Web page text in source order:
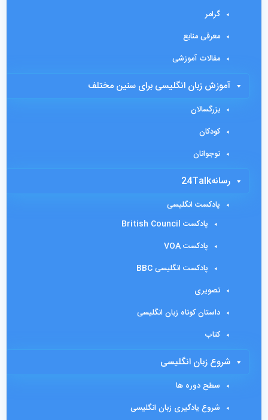
گرامر
معرفی منابع
مقالات آموزشی
آموزش زبان انگلیسی برای سنین مختلف
بزرگسالان
کودکان
نوجوانان
رسانه24Talk
پادکست انگلیسی
پادکست British Council
پادکست VOA
پادکست انگلیسی BBC
تصویری
داستان کوتاه زبان انگلیسی
کتاب
شروع زبان انگلیسی
سطح دوره ها
شروع یادگیری زبان انگلیسی